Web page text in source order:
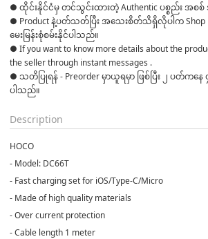
● ထိုင်းနိုင်ငံမှ တင်သွင်းထားတဲ့ Authentic ပစ္စည်း အစစ်
● Product နဲ့ပတ်သတ်ပြီး အသေးစိတ်သိရှိလိုပါက Shop
မေးမြန်းစုံစမ်းနိုင်ပါသည်။
● If you want to know more details about the
the seller through instant messages .
● သတိပြုရန် - Preorder မှာယူရမှာ ဖြစ်ပြီး ၂ ပတ်ကနေ
Description
HOCO
- Model: DC66T
- Fast charging set for iOS/Type-C/Micro
- Made of high quality materials
- Over current protection
- Cable length 1 meter